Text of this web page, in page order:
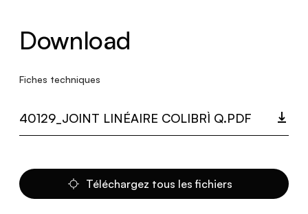
Download
Fiches techniques
40129_JOINT LINÉAIRE COLIBRÌ Q.PDF
Téléchargez tous les fichiers